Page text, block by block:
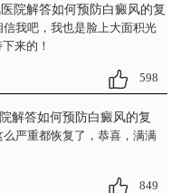
院解答如何预防白癜风的复
我吧，我也是脸上大面积光
来的！
598
解答如何预防白癜风的复
严重都恢复了，恭喜，满满
849